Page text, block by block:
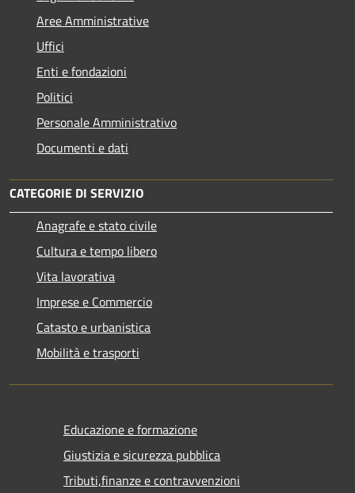
Aree Amministrative
Uffici
Enti e fondazioni
Politici
Personale Amministrativo
Documenti e dati
CATEGORIE DI SERVIZIO
Anagrafe e stato civile
Cultura e tempo libero
Vita lavorativa
Imprese e Commercio
Catasto e urbanistica
Mobilità e trasporti
Educazione e formazione
Giustizia e sicurezza pubblica
Tributi,finanze e contravvenzioni